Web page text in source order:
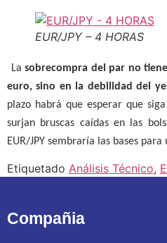
EUR/JPY – 4 HORAS
La sobrecompra del par no
euro, sino en la debilidad del
plazo habrá que esperar que
surjan bruscas caídas en las
EUR/JPY sembraría las bases
Etiquetado Análisis Técnico,
Compañia